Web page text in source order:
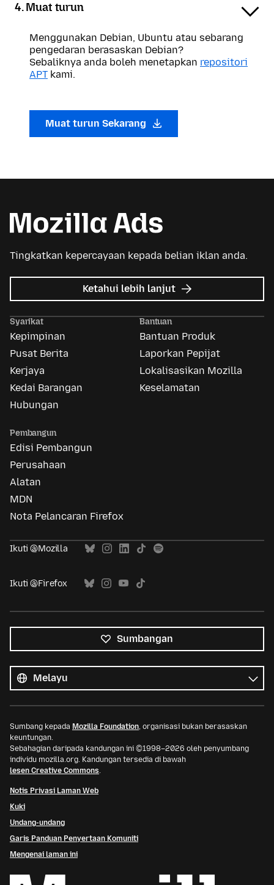
4. Muat turun
Menggunakan Debian, Ubuntu atau sebarang
pengedaran berasaskan Debian?
Sebaliknya anda boleh menetapkan repositori
APT kami.
Muat turun Sekarang
Tingkatkan kepercayaan kepada belian iklan anda.
Ketahui lebih lanjut tentang
Iklan
Syarikat
Kepimpinan
Pusat Berita
Kerjaya
Kedai Barangan
Hubungan
Bantuan
Bantuan Produk
Laporkan Pepijat
Lokalisasikan Mozilla
Keselamatan
Pembangun
Edisi Pembangun
Perusahaan
Alatan
MDN
Nota Pelancaran Firefox
Ikuti @Mozilla
Ikuti @Firefox
Sumbangan
bahasa
Bahasa
Sumbang kepada Mozilla Foundation, organisasi bukan berasaskan
keuntungan.
Sebahagian daripada kandungan ini ©1998–2026 oleh penyumbang
individu mozilla.org. Kandungan tersedia di bawah
lesen Creative Commons.
Notis Privasi Laman Web
Kuki
Undang-undang
Garis Panduan Penyertaan Komuniti
Mengenai laman ini